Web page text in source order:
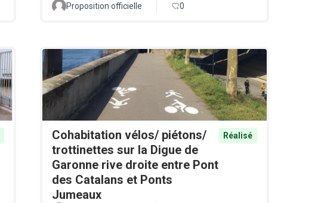
Proposition officielle 0
Cohabitation vélos/ piétons/
trottinettes sur la Digue de
Garonne rive droite entre Pont
des Catalans et Ponts
Jumeaux
Réalisé